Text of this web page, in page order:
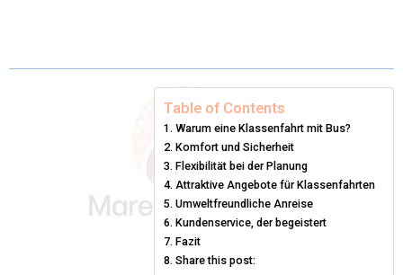
W E
K
T
E
R
E
S
T
K
D
I
N
I
Table of Contents
Warum eine Klassenfahrt mit Bus?
Komfort und Sicherheit
Flexibilität bei der Planung
Attraktive Angebote für Klassenfahrten
Umweltfreundliche Anreise
Kundenservice, der begeistert
Fazit
Share this post: